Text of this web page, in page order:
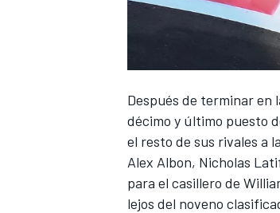
Después de terminar en
décimo y último puesto
el resto de sus rivales a
Alex Albon, Nicholas
para el casillero de
lejos del noveno